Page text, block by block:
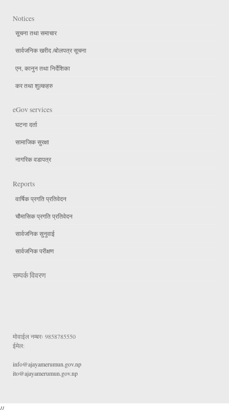
Notices
सूचना तथा समाचार
सार्वजनिक खरीद /बोलपत्र सूचना
एन, कानुन तथा निर्देशिका
कर तथा शुल्कहरु
eGov services
घटना दर्ता
सामाजिक सुरक्षा
नागरिक वडापत्र
Reports
वार्षिक प्रगति प्रतिवेदन
चौमासिक प्रगति प्रतिवेदन
सार्वजनिक सुनुवाई
सार्वजनिक परीक्षण
सम्पर्क विवरण
मोवाईल नम्बरः 9858785550
ईमेल:
info@ajayamerumun.gov.np
ito@ajayamerumun.gov.np